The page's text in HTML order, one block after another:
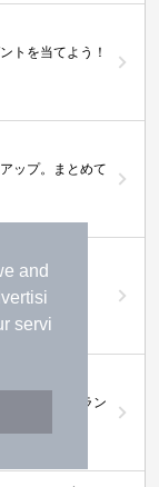
and
servi
トを当てよう！
ップ。まとめて
プションプラン